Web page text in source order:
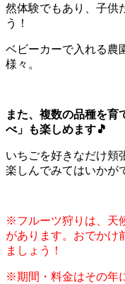
然体験でもあり、子供
う！
ベビーカーで入れる農
様々。
また、複数の品種を育
べ」も楽しめます🎵
いちごを好きなだけ頬
楽しんでみてはいかが
※フルーツ狩りは、天
があります。おでかけ
ましょう！
※期間・料金はその年